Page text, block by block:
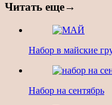
Читать еще→
Набор в майские
Набор на сентябрь